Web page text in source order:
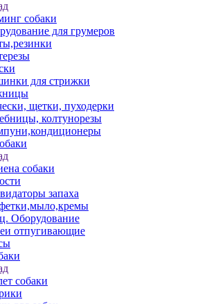
собаки
для грумеров
для стрижки
щетки, пуходерки
колтунорезы
собаки
запаха
Оборудование
отпугивающие
собаки